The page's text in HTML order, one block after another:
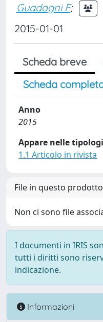
Guadagni F;
2015-01-01
Scheda breve
Scheda
Anno
2015
Appare nelle
1.1 Articolo in rivista
File in questo
Non ci sono file
I documenti in IRIS
tutti i diritti sono
indicazione.
Informazioni